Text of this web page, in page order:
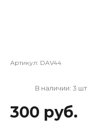
Артикул: DAV44
В наличии: 3 шт
300 руб.